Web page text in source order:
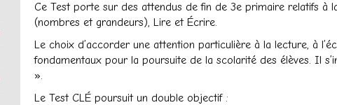
Ce Test porte sur des attendus de fin de 3e primaire relatifs à
(nombres et grandeurs), Lire et Écrire.
Le choix d’accorder une attention particulière à la lecture, à
fondamentaux pour la poursuite de la scolarité des élèves. Il
».
Le Test CLÉ poursuit un double objectif :